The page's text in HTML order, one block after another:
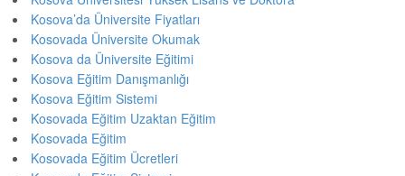
Kosova’da Üniversite Fiyatları
Kosovada Üniversite Okumak
Kosova da Üniversite Eğitimi
Kosova Eğitim Danışmanlığı
Kosova Eğitim Sistemi
Kosovada Eğitim Uzaktan Eğitim
Kosovada Eğitim
Kosovada Eğitim Ücretleri